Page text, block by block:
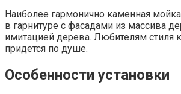
Наиболее гармонично каменная
в гарнитуре с фасадами из массива
имитацией дерева. Любителям стиля
придется по душе.
Особенности установки